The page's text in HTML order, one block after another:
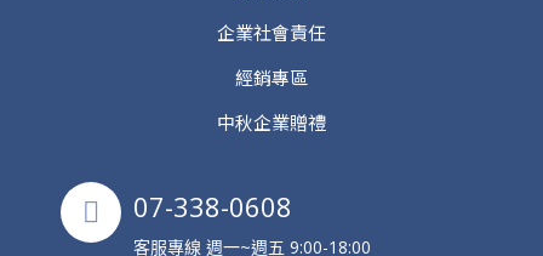
企業社會責任
經銷專區
中秋企業贈禮
07-338-0608
客服專線 週一~週五 9:00-18:00